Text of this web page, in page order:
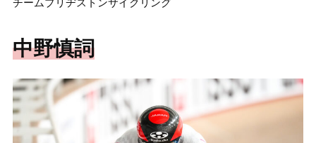
チームブリヂストンサイクリング
中野慎詞